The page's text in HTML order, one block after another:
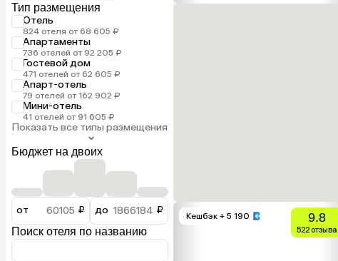
Тип размещения
Отель
824 отеля от 68 605 ₽
Апартаменты
736 отелей от 92 205 ₽
Гостевой дом
471 отелей от 62 605 ₽
Апарт-отель
79 отелей от 162 902 ₽
Мини-отель
41 отелей от 91 605 ₽
Показать все типы размещения
Бюджет на двоих
от ₽ до
₽
Поиск отеля по названию
Кешбэк + 5 190 9.8
522 отзыва